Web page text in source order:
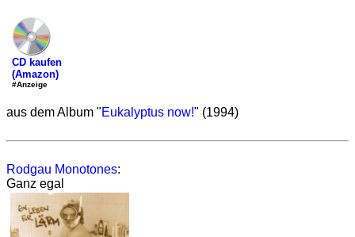
CD kaufen
(Amazon)
#Anzeige
aus dem Album "Eukalyptus now!" (1994)
Rodgau Monotones:
Ganz egal